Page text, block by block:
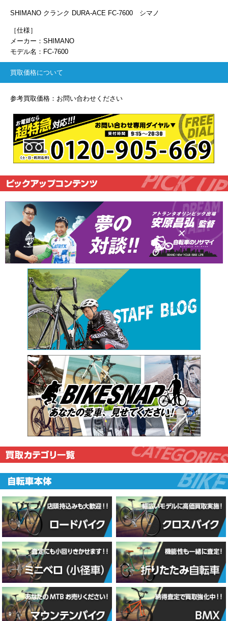
SHIMANO クランク DURA-ACE FC-7600 シマノ
［仕様］
メーカー：SHIMANO
モデル名：FC-7600
買取価格について
参考買取価格：お問い合わせください